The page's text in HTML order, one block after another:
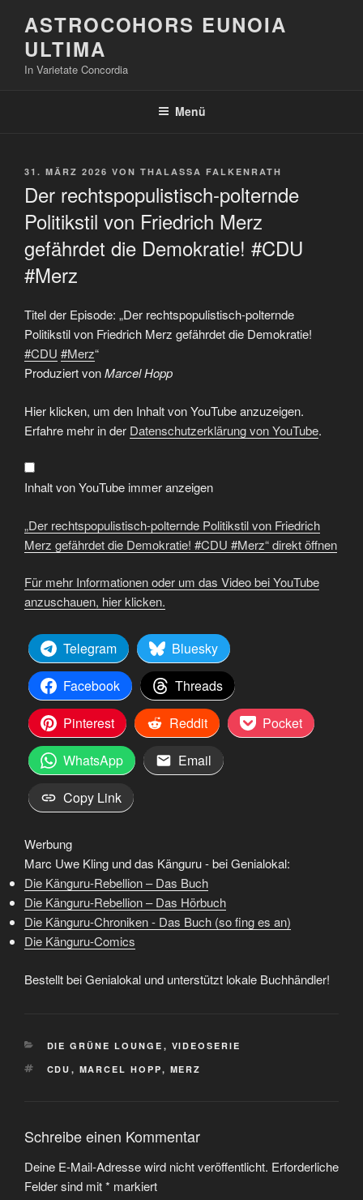
Inhalt
springen
ASTROCOHORS EUNOIA
ULTIMA
In Varietate Concordia
Menü
VERÖFFENTLICHT
31. MÄRZ 2026 VON THALASSA FALKENRATH
Der rechtspopulistisch-polternde
Politikstil von Friedrich Merz
gefährdet die Demokratie! #CDU
#Merz
Titel der Episode: „Der rechtspopulistisch-polternde
Politikstil von Friedrich Merz gefährdet die Demokratie!
#CDU #Merz“
Produziert vonMarcel Hopp
„Der
rechtspopulistisch-
polternde
Politikstil
Friedrich
Merz
gefährdet
die
#CDU
#Merz“
von
YouTube
Hier klicken, um den Inhalt von YouTube anzuzeigen.
Erfahre mehr in der Datenschutzerklärung von YouTube.
Inhalt von YouTube immer anzeigen
„Der rechtspopulistisch-polternde Politikstil von Friedrich
Merz gefährdet die Demokratie! #CDU #Merz“ direkt öffnen
Für mehr Informationen oder um das Video bei YouTube
anzuschauen, hier klicken.
Telegram
Bluesky
Facebook
Threads
Pinterest
Reddit
Pocket
WhatsApp
Email
Copy Link
Werbung
Marc Uwe Kling und das Känguru - bei Genialokal:
Die Känguru-Rebellion – Das Buch
Die Känguru-Rebellion – Das Hörbuch
Die Känguru-Chroniken - Das Buch (so fing es an)
Die Känguru-Comics
Bestellt bei Genialokal und unterstützt lokale Buchhändler!
KATEGORIEN
DIE GRÜNE LOUNGE , VIDEOSERIE
SCHLAGWÖRTER
CDU , MARCEL HOPP, MERZ
Schreibe einen Kommentar
Deine E-Mail-Adresse wird nicht veröffentlicht. Erforderliche
Felder sind mit* markiert